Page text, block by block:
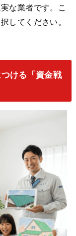
な業者です。こ
してください。
ける「資金戦